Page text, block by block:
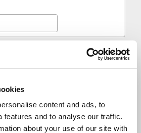
content and ads, to
features and to analyse our traffic.
about your use of our site with